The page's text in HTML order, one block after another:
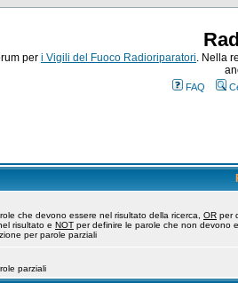
per i Vigili del Fuoco Radioriparatori. Nella
FAQ
che devono essere nel risultato della ricerca, OR per
risultato e NOT per definire le parole che non devono
per parole parziali
parziali